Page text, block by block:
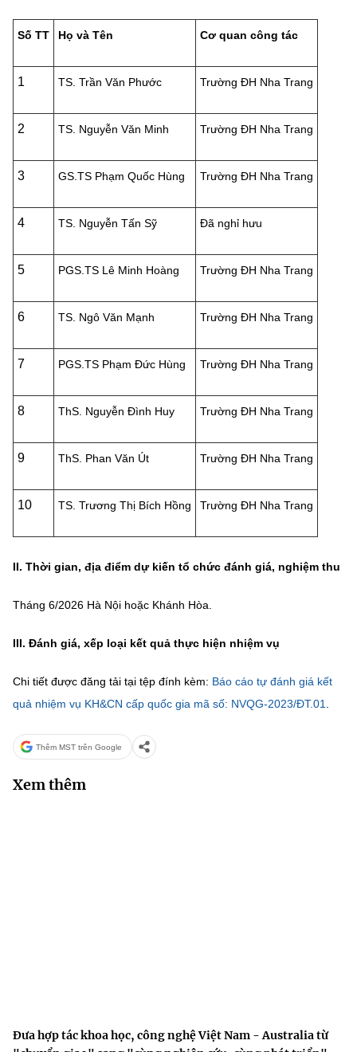
Vietnamese English
Chịu trách nhiệm nội dung: Nguyễn Thị Hải Hằng
Liên hệ
Địa chỉ: Ban Biên tập Cổng TTĐT - 18 Nguyễn Du, TP. Hà Nội
Email:stc@mst.gov.vn
©2026 Bản quyền thuộc Bộ Khoa Học và Công Nghệ
website này)
Số TT Họ và Tên Cơ quan công tác
1 TS. Trần Văn Phước Trường ĐH Nha Trang
2 TS. Nguyễn Văn Minh Trường ĐH Nha Trang
3 GS.TS Phạm Quốc Hùng Trường ĐH Nha Trang
4 TS. Nguyễn Tấn Sỹ Đã nghỉ hưu
5 PGS.TS Lê Minh Hoàng Trường ĐH Nha Trang
6 TS. Ngô Văn Mạnh Trường ĐH Nha Trang
7 PGS.TS Phạm Đức Hùng Trường ĐH Nha Trang
8 ThS. Nguyễn Đình Huy Trường ĐH Nha Trang
9 ThS. Phan Văn Út Trường ĐH Nha Trang
10 TS. Trương Thị Bích Hồng Trường ĐH Nha Trang
II. Thời gian, địa điểm dự kiến tổ chức đánh giá, nghiệm thu
Tháng 6/2026 Hà Nội hoặc Khánh Hòa
III. Đánh giá, xếp loại kết quả thực hiện nhiệm vụ
Chi tiết được đăng tải tại tệp đính kèm: Báo cáo tự đánh giá kết
quả nhiệm vụ KH&CN cấp quốc gia mã số: NVQG-2023/ĐT.01
Thêm MST trên Google
Xem thêm
Đưa hợp tác khoa học, công nghệ Việt Nam - Australia từ